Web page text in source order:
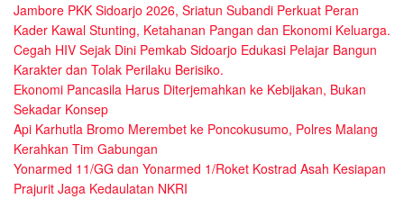
Jambore PKK Sidoarjo 2026, Sriatun Subandi Perkuat Peran
Kader Kawal Stunting, Ketahanan Pangan dan Ekonomi Keluarga.
Cegah HIV Sejak Dini Pemkab Sidoarjo Edukasi Pelajar Bangun
Karakter dan Tolak Perilaku Berisiko.
Ekonomi Pancasila Harus Diterjemahkan ke Kebijakan, Bukan
Sekadar Konsep
Api Karhutla Bromo Merembet ke Poncokusumo, Polres Malang
Kerahkan Tim Gabungan
Yonarmed 11/GG dan Yonarmed 1/Roket Kostrad Asah Kesiapan
Prajurit Jaga Kedaulatan NKRI